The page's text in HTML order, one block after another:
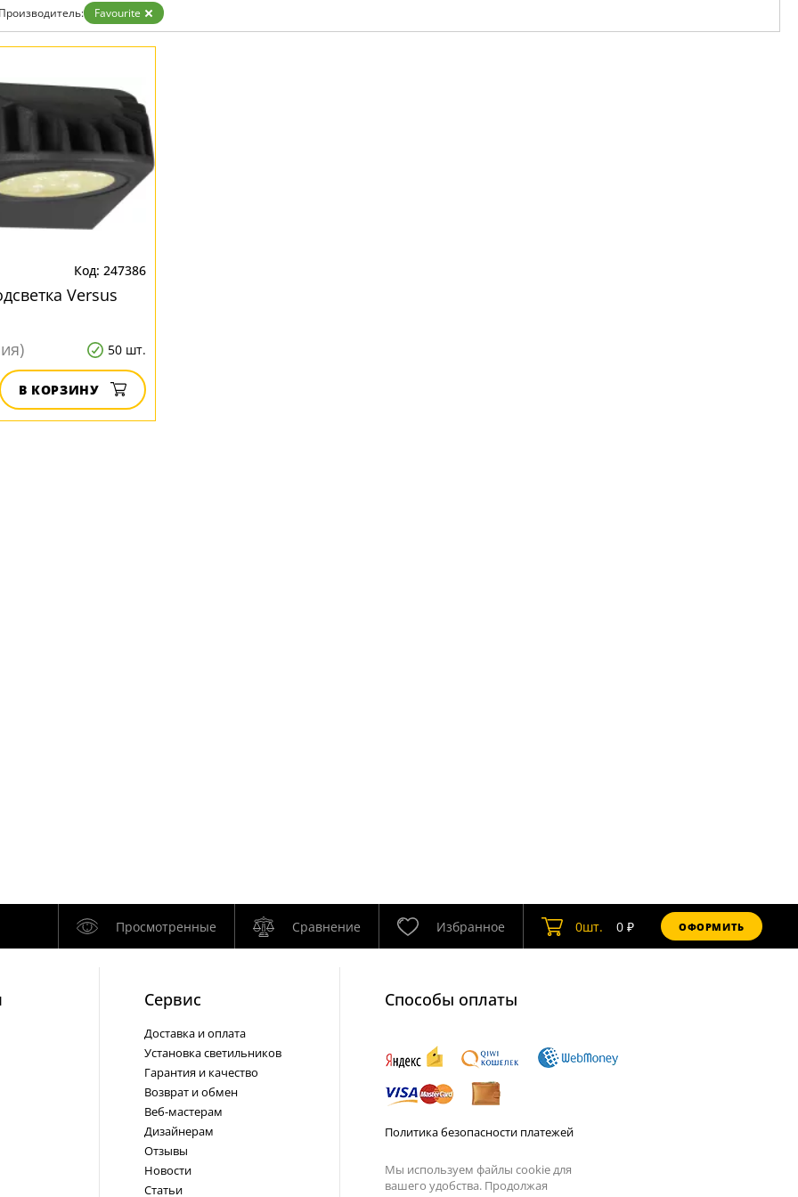
Бронза
Золото
Прозрачные
Производитель: Favourite
247386
Versus
50 шт.
В КОРЗИНУ
Просмотренные Сравнение Избранное 0шт. 0₽ ОФОРМИТЬ
Cервис
Доставка и оплата
Установка светильников
Гарантия и качество
Возврат и обмен
Веб-мастерам
Дизайнерам
Отзывы
Новости
Статьи
Способы оплаты
Политика безопасности платежей
Мы используем файлы cookie для
вашего удобства. Продолжая